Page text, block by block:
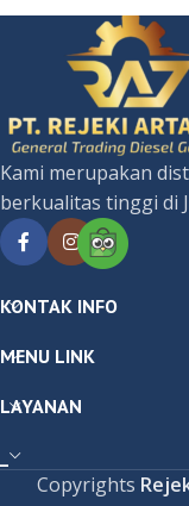
Kami merupakan
berkualitas tinggi di
KONTAK INFO
MENU LINK
LAYANAN
Copyrights